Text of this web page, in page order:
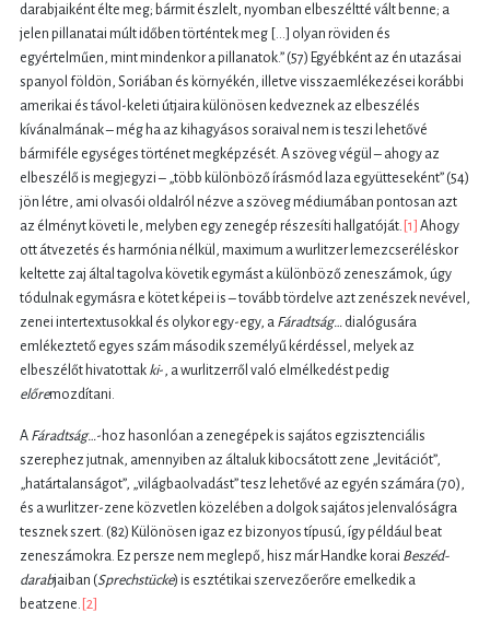
darabjaiként élte meg; bármit észlelt, nyomban elbeszéltté vált benne; a
jelen pillanatai múlt időben történtek meg […] olyan röviden és
egyértelműen, mint mindenkor a pillanatok.” (57) Egyébként az én utazásai
spanyol földön, Soriában és környékén, illetve visszaemlékezései korábbi
amerikai és távol-keleti útjaira különösen kedveznek az elbeszélés
kívánalmának – még ha az kihagyásos soraival nem is teszi lehetővé
bármiféle egységes történet megképzését. A szöveg végül – ahogy az
elbeszélő is megjegyzi – „több különböző írásmód laza együtteseként” (54)
jön létre, ami olvasói oldalról nézve a szöveg médiumában pontosan azt
az élményt követi le, melyben egy zenegép részesíti hallgatóját. [1] Ahogy
ott átvezetés és harmónia nélkül, maximum a wurlitzer lemezcseréléskor
keltette zaj által tagolva követik egymást a különböző zeneszámok, úgy
tódulnak egymásra e kötet képei is – tovább tördelve azt zenészek nevével,
zenei intertextusokkal és olykor egy-egy, a Fáradtság… dialógusára
emlékeztető egyes szám második személyű kérdéssel, melyek az
elbeszélőt hivatottak ki-, a wurlitzerről való elmélkedést pedig
előremozdítani.
A Fáradtság… -hoz hasonlóan a zenegépek is sajátos egzisztenciális
szerephez jutnak, amennyiben az általuk kibocsátott zene „levitációt”,
„határtalanságot”, „világbaolvadást” tesz lehetővé az egyén számára (70),
és a wurlitzer-zene közvetlen közelében a dolgok sajátos jelenvalóságra
tesznek szert. (82) Különösen igaz ez bizonyos típusú, így például beat
zeneszámokra. Ez persze nem meglepő, hisz már Handke korai Beszéd-
darabjaiban (Sprechstücke) is esztétikai szervezőerőre emelkedik a
beatzene. [2]